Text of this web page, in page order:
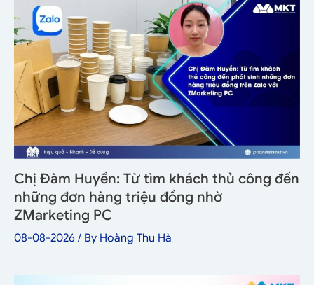
Chị Đàm Huyền: Từ tìm khách thủ công đến
những đơn hàng triệu đồng nhờ
ZMarketing PC
08-08-2026 / By Hoàng Thu Hà